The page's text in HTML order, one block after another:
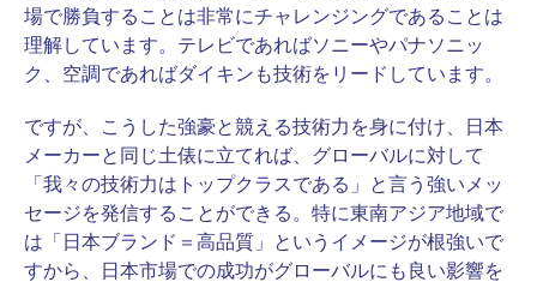
場で勝負することは非常にチャレンジングであることは
理解しています。テレビであればソニーやパナソニッ
ク、空調であればダイキンも技術をリードしています。
ですが、こうした強豪と競える技術力を身に付け、日本
メーカーと同じ土俵に立てれば、グローバルに対して
「我々の技術力はトップクラスである」と言う強いメッ
セージを発信することができる。特に東南アジア地域で
は「日本ブランド＝高品質」というイメージが根強いで
すから、日本市場での成功がグローバルにも良い影響を